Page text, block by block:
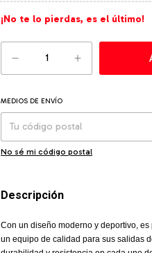
¡No te lo pierdas, es el último!
Entregas para el CP:
MEDIOS DE ENVÍO
No sé mi código postal
Descripción
Con un diseño moderno y deportivo,
un equipo de calidad para sus salidas